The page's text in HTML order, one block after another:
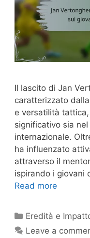
Il lascito di Jan
caratterizzato
e versatilità
significativo sia
internazionale.
ha influenzato
attraverso il
ispirando i giovani
Read more
Categories
Eredità e
Leave a